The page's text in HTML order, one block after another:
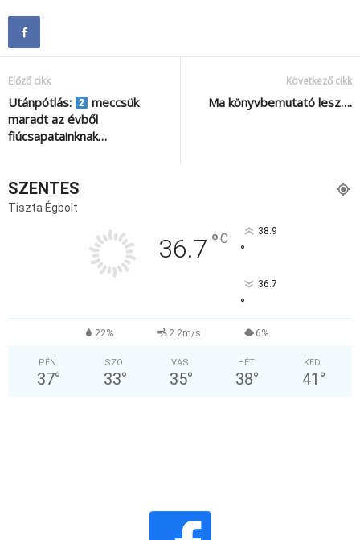
Előző cikk
Utánpótlás:
meccsük
maradt az évből
fiúcsapatainknak…
Következő cikk
Ma könyvbemutató lesz….
SZENTES
Tiszta Égbolt
36.7 °C 38.9
°
36.7
°
22% 2.2m/s 6%
PÉN
37°
SZO
33°
VAS
35°
HÉT
38°
KED
41 °